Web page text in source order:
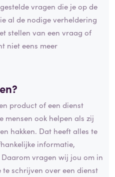
vragen die je op de
al de nodige verheldering
stellen van een vraag of
niet eens meer
product of een dienst
mensen ook helpen als zij
hakken. Dat heeft alles te
informatie,
vragen wij jou om in
schrijven over een dienst